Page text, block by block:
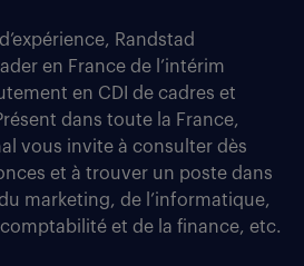
Randstad
en France de l’intérim
en CDI de cadres et
dans toute la France,
vous invite à consulter dès
et à trouver un poste dans
marketing, de l’informatique,
et de la finance, etc.